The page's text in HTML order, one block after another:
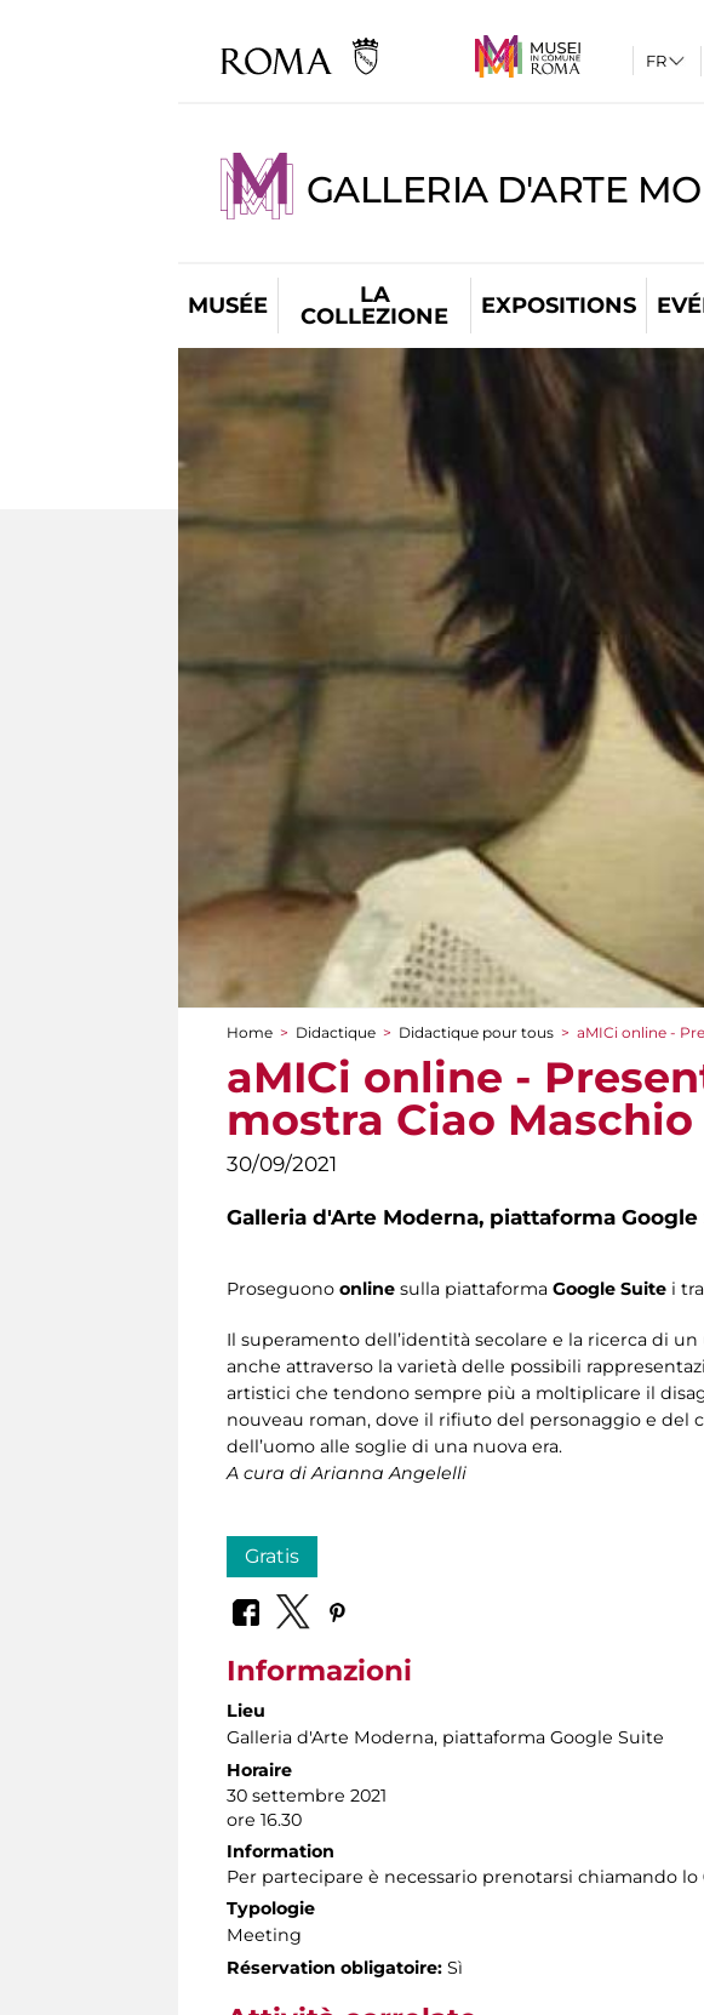
GALLERIA D'ARTE
MUSÉE
LA
COLLEZIONE
EXPOSITIONS
You are here
Home > Didactique > Didactique pour tous > aMICi online -
aMICi online -
mostra Ciao Maschio
30/09/2021
Galleria d'Arte Moderna, piattaforma Google
Proseguono online sulla piattaforma Google Suite i
Il superamento dell’identità secolare e la ricerca di
anche attraverso la varietà delle possibili
artistici che tendono sempre più a moltiplicare il
nouveau roman, dove il rifiuto del personaggio e del
dell’uomo alle soglie di una nuova era.
A cura di Arianna Angelelli
Gratis
Informazioni
Lieu
Galleria d'Arte Moderna, piattaforma Google Suite
Horaire
30 settembre 2021
ore 16.30
Information
Per partecipare è necessario prenotarsi chiamando lo
Typologie
Meeting
Réservation obligatoire: Sì